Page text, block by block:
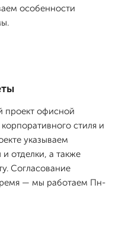
особенности
проект офисной
стиля и
указываем
отделки, а также
Согласование
— мы работаем Пн-